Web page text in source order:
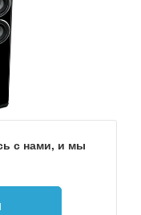
с нами, и мы